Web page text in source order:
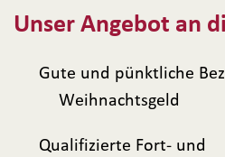
Unser Angebot an
Gute und pünktliche
Weihnachtsgeld
Qualifizierte Fort- und